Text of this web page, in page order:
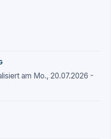
am Mo., 20.07.2026 -